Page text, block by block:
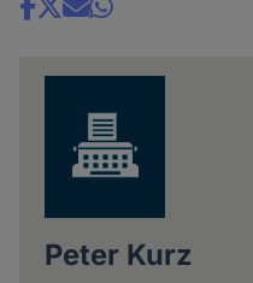
Share
Peter Kurz